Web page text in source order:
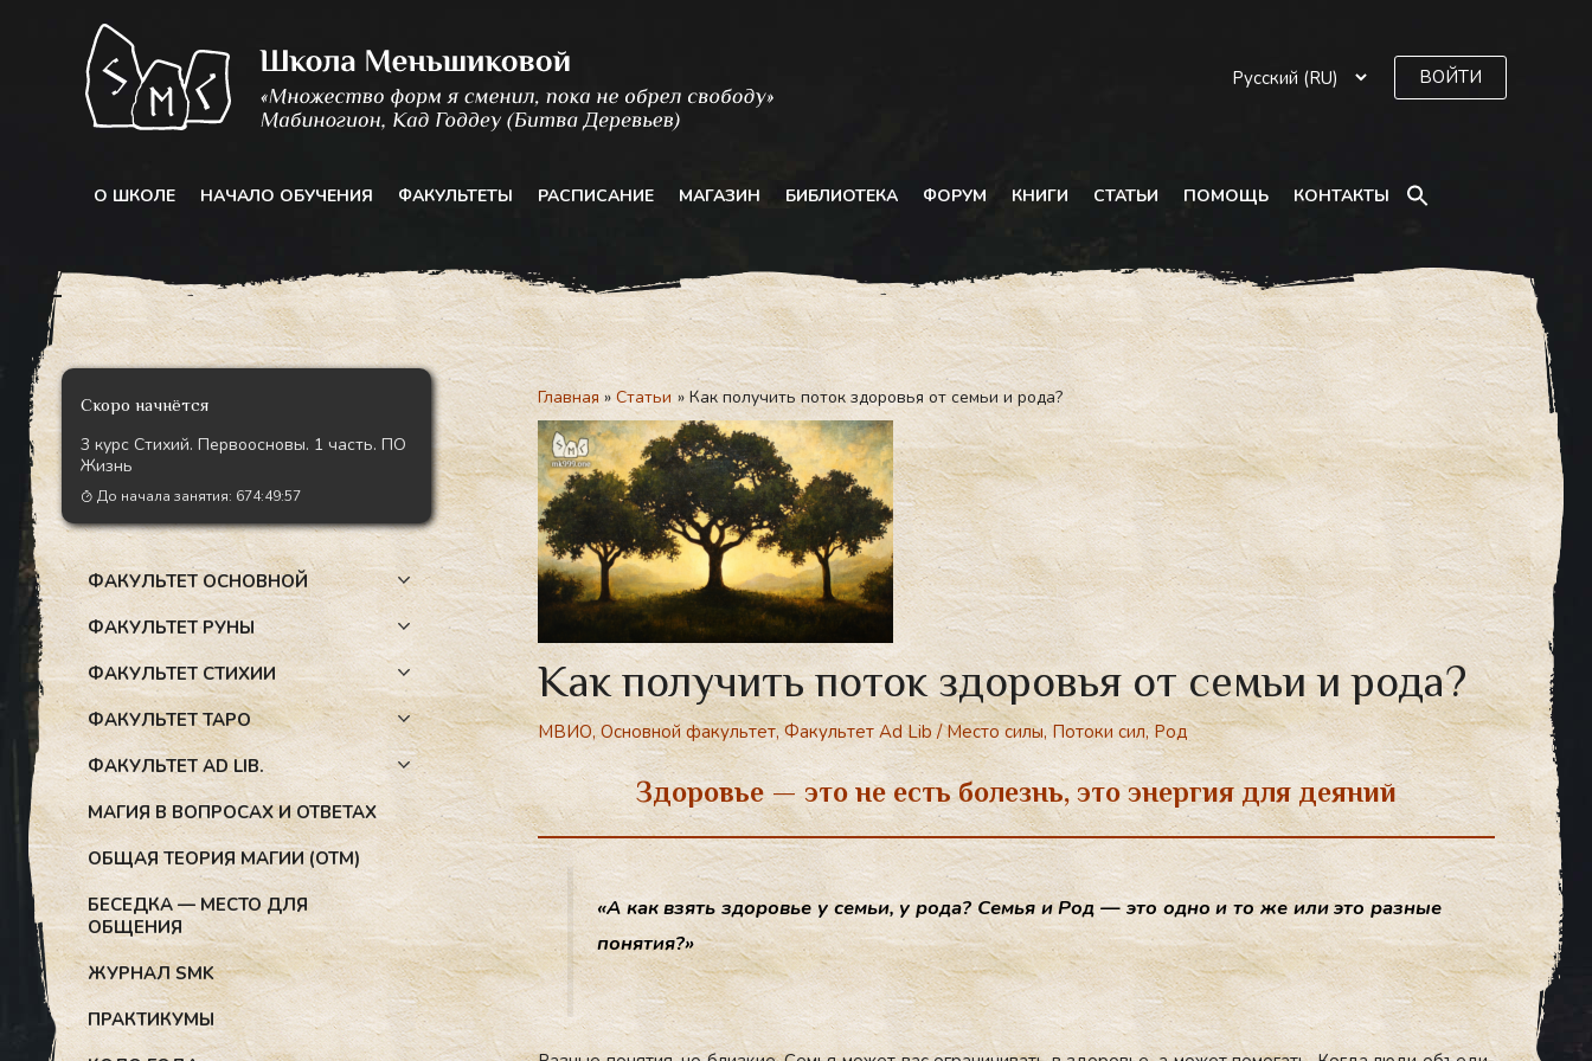
содержимому
ВОЙТИ
О ШКОЛЕ НАЧАЛО ОБУЧЕНИЯ ФАКУЛЬТЕТЫ РАСПИСАНИЕ МАГАЗИН БИБЛИОТЕКА ФОРУМ КНИГИ СТАТЬИ ПОМОЩЬ КОНТАКТЫ
Скоро начнётся
3 курс Стихий. Первоосновы. 1 часть. ПО
Жизнь
До начала занятия: 674:49:55
ФАКУЛЬТЕТ ОСНОВНОЙ
ФАКУЛЬТЕТ РУНЫ
ФАКУЛЬТЕТ СТИХИИ
ФАКУЛЬТЕТ ТАРО
ФАКУЛЬТЕТ AD LIB.
МАГИЯ В ВОПРОСАХ И ОТВЕТАХ
ОБЩАЯ ТЕОРИЯ МАГИИ (ОТМ)
БЕСЕДКА — МЕСТО ДЛЯ
ОБЩЕНИЯ
ЖУРНАЛ SMK
ПРАКТИКУМЫ
Главная Статьи Как получить поток здоровья от семьи и рода?
Как получить поток здоровья от семьи и рода?
МВИО,Основной факультет,Факультет Ad Lib/Место силы,Потоки сил,Род
Здоровье — это не есть болезнь, это энергия для деяний
«А как взять здо­ровье у семьи, у ро­да? Семья и Род — это од­но и то же или это раз­ные
по­нятия?»